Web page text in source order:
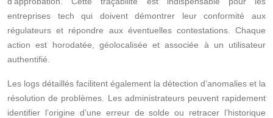
entreprises tech qui doivent démontrer leur conformité aux
régulateurs et répondre aux éventuelles contestations. Chaque
action est horodatée, géolocalisée et associée à un utilisateur
authentifié.
Les logs détaillés facilitent également la détection d’anomalies et la
résolution de problèmes. Les administrateurs peuvent rapidement
identifier l’origine d’une erreur de solde ou retracer l’historique